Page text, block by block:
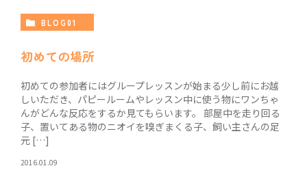
BLOG01
初めての場所
初めての参加者にはグループレッスンが始まる少し前にお越
しいただき、パピールームやレッスン中に使う物にワンちゃ
んがどんな反応をするか見てもらいます。 部屋中を走り回る
子、置いてある物のニオイを嗅ぎまくる子、飼い主さんの足
元 […]
2016.01.09